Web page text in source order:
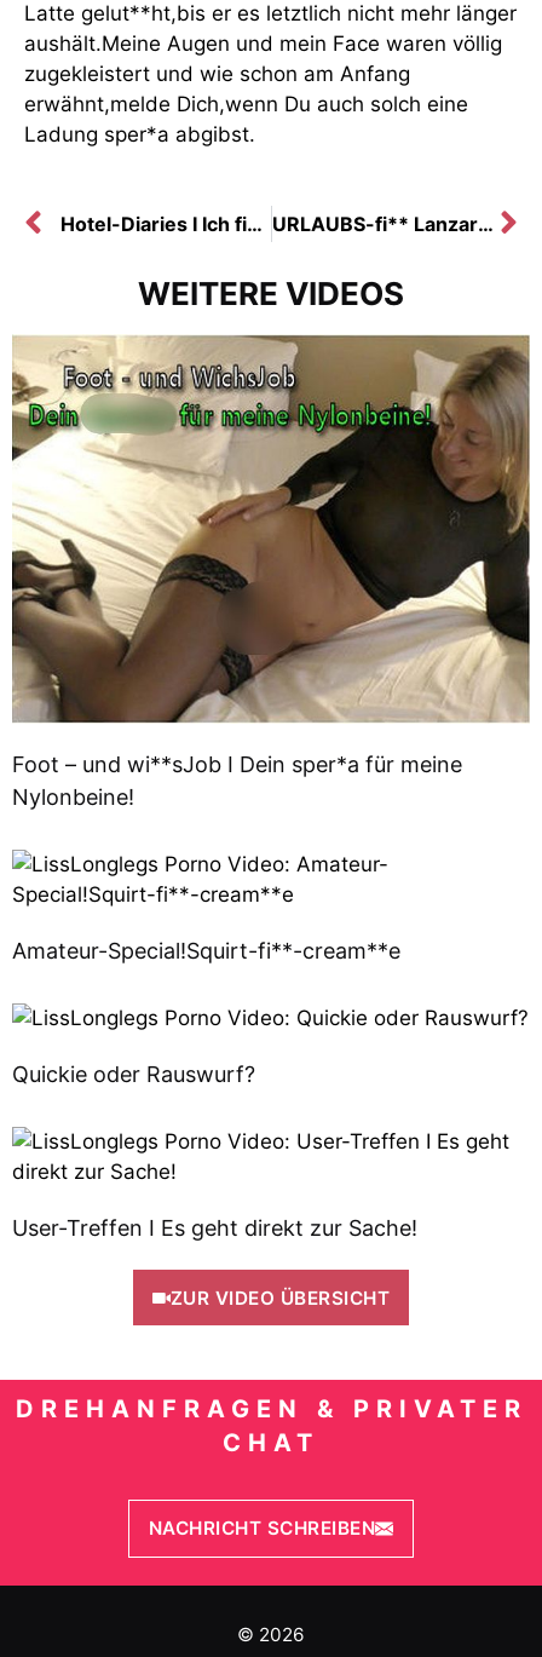
Latte gelut**ht,bis er es letztlich nicht mehr länger
aushält.Meine Augen und mein Face waren völlig
zugekleistert und wie schon am Anfang
erwähnt,melde Dich,wenn Du auch solch eine
Ladung sper*a abgibst.
Hotel-Diaries I Ich fi**e mit den Gästen URLAUBS-fi** Lanzarote I cream**e
WEITERE VIDEOS
Foot – und wi**sJob I Dein sper*a für meine
Nylonbeine!
Amateur-Special!Squirt-fi**-cream**e
Quickie oder Rauswurf?
User-Treffen I Es geht direkt zur Sache!
ZUR VIDEO ÜBERSICHT
DREHANFRAGEN & PRIVATER
CHAT
NACHRICHT SCHREIBEN
© 2026